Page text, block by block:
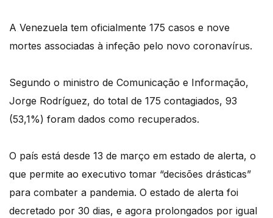
A Venezuela tem oficialmente 175 casos e nove
mortes associadas à infeção pelo novo coronavírus.
Segundo o ministro de Comunicação e Informação,
Jorge Rodríguez, do total de 175 contagiados, 93
(53,1%) foram dados como recuperados.
O país está desde 13 de março em estado de alerta, o
que permite ao executivo tomar “decisões drásticas”
para combater a pandemia. O estado de alerta foi
decretado por 30 dias, e agora prolongados por igual